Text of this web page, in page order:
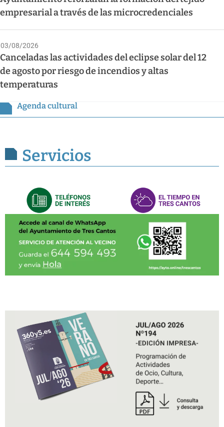
empresarial a través de las microcredenciales
03/08/2026
Canceladas las actividades del eclipse solar del 12
de agosto por riesgo de incendios y altas
temperaturas
Agenda cultural
Servicios